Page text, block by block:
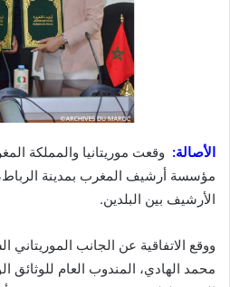
الأصالة: وقعت موريتانيا والمملكة
مؤسسة أرشيف المغرب بمدينة
الأرشيف بين البلدين.
ووقع الاتفاقية عن الجانب الموريتاني
محمد الهادي، المندوب العام للوثائق